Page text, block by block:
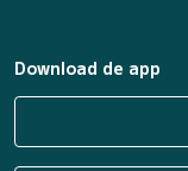
Download de app